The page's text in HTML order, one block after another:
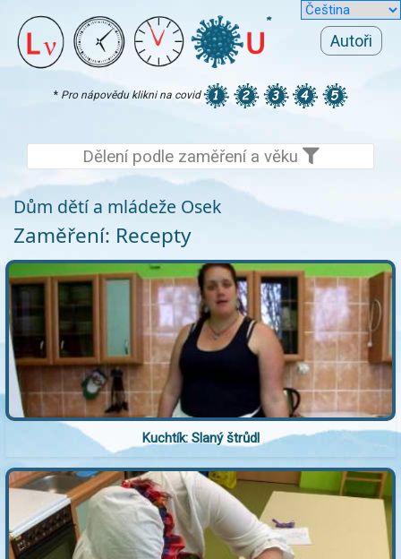
Autoři
* Pro nápovědu klikni na covid
Dělení podle zaměření a věku
Dům dětí a mládeže Osek
Zaměření: Recepty
Kuchtík: Slaný štrůdl